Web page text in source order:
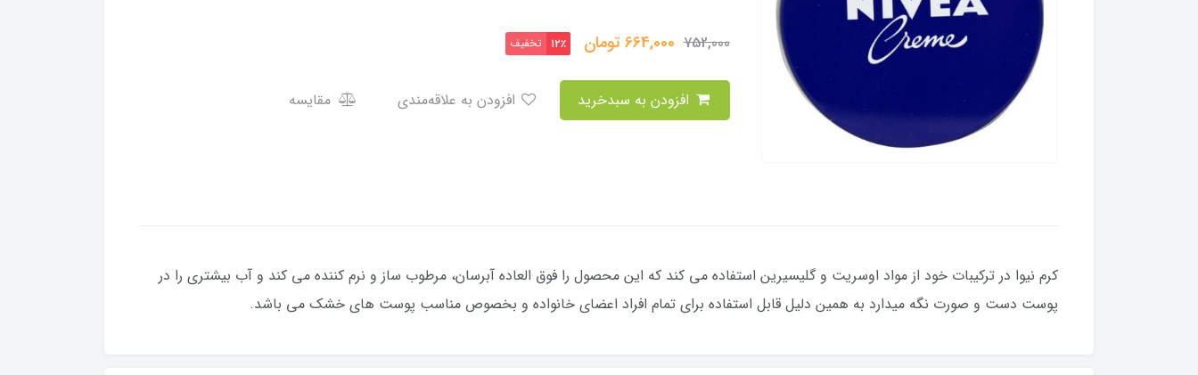
752,000
664,000تومان 12٪ تخفیف
مقایسه
کرم نیوا در ترکیبات خود از مواد اوسریت و گلیسیرین استفاده می کند که این محصول را فوق العاده آبرسان، مرطوب ساز و نرم کننده می کند و آب بیشتری را در
پوست دست و صورت نگه میدارد به همین دلیل قابل استفاده برای تمام افراد اعضای خانواده و بخصوص مناسب پوست های خشک می باشد.